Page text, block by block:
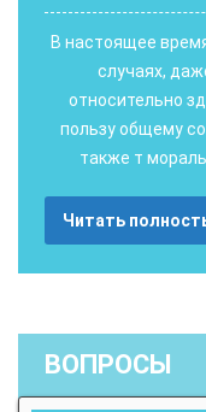
В настоящее
случаях,
относительно
пользу общему
также т
Читать
ВОПРОСЫ